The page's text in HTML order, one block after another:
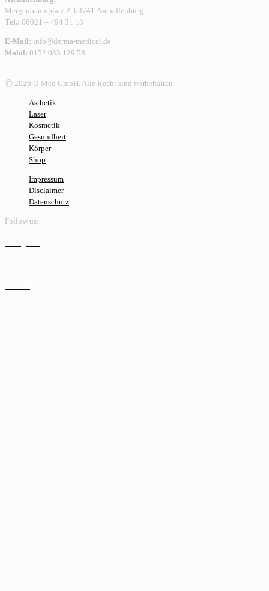
Mergenbaumplatz 2, 63741 Aschaffenburg
Tel.: 06021 – 494 31 13
E-Mail: info@derma-medical.de
Mobil: 0152 033 129 58
Ⓒ 2026 O-Med GmbH. Alle Recht sind vorbehalten.
Ästhetik
Laser
Kosmetik
Gesundheit
Körper
Shop
Impressum
Disclaimer
Datenschutz
Follow us: